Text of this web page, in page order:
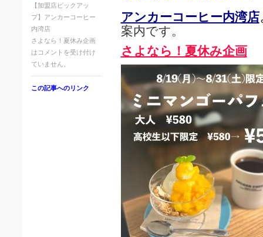
【加盟店ピックアッ
プ】アンカーコーヒー
内湾店
さよなら！夏休み企画
は コメントを受け付け
ていません。
この記事へのリンク
アンカーコーヒー内湾店
案内です。
さよなら！夏休み企画